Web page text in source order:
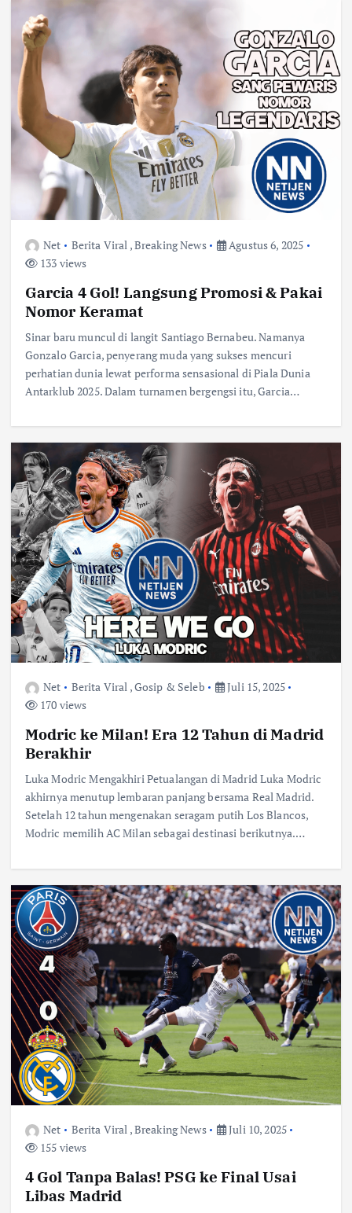
Net Berita Viral ,Breaking News
Agustus 6, 2025
133 views
Garcia 4 Gol! Langsung Promosi & Pakai
Nomor Keramat
Sinar baru muncul di langit Santiago Bernabeu. Namanya
Gonzalo Garcia, penyerang muda yang sukses mencuri
perhatian dunia lewat performa sensasional di Piala Dunia
Antarklub 2025. Dalam turnamen bergengsi itu, Garcia…
Net Berita Viral ,Gosip & Seleb
Juli 15, 2025
170 views
Modric ke Milan! Era 12 Tahun di Madrid
Berakhir
Luka Modric Mengakhiri Petualangan di Madrid Luka Modric
akhirnya menutup lembaran panjang bersama Real Madrid.
Setelah 12 tahun mengenakan seragam putih Los Blancos,
Modric memilih AC Milan sebagai destinasi berikutnya.…
Net Berita Viral ,Breaking News
Juli 10, 2025
155 views
4 Gol Tanpa Balas! PSG ke Final Usai
Libas Madrid